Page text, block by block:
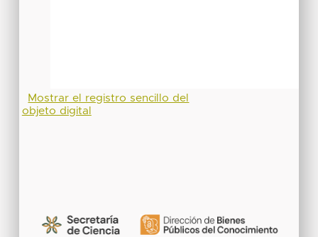
Mostrar el registro sencillo del
objeto digital